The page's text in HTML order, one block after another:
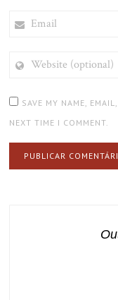
(OPTIONAL)
SAVE MY NAME,
NEXT TIME I COMMENT.